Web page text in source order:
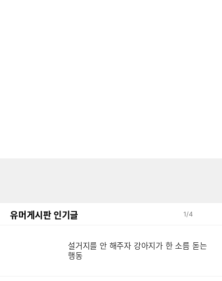
유머게시판 인기글 1/4
설거지를 안 해주자 강아지가 한 소름 돋는
행동